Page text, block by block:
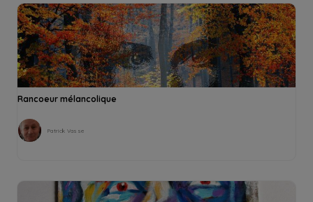
Rancoeur mélancolique
Patrick Vasse